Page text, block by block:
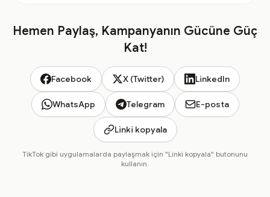
Hemen Paylaş, Kampanyanın Gücüne Güç
Kat!
Facebook X (Twitter) LinkedIn
WhatsApp Telegram E-posta
Linki kopyala
TikTok gibi uygulamalarda paylaşmak için "Linki kopyala" butonunu
kullanın.